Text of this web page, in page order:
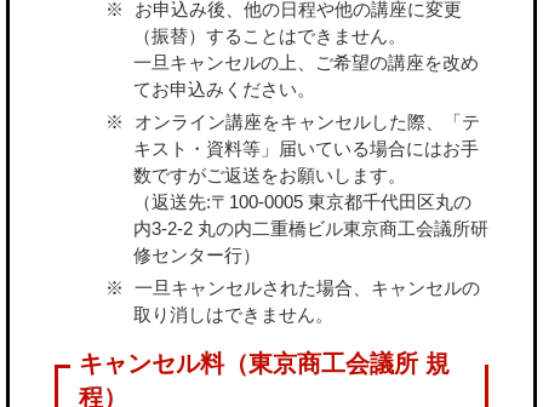
お申込み後、他の日程や他の講座に変更
（振替）することはできません。
一旦キャンセルの上、ご希望の講座を改め
てお申込みください。
オンライン講座をキャンセルした際、「テ
キスト・資料等」届いている場合にはお手
数ですがご返送をお願いします。
（返送先:〒100-0005 東京都千代田区丸の
内3-2-2 丸の内二重橋ビル東京商工会議所研
修センター行）
一旦キャンセルされた場合、キャンセルの
取り消しはできません。